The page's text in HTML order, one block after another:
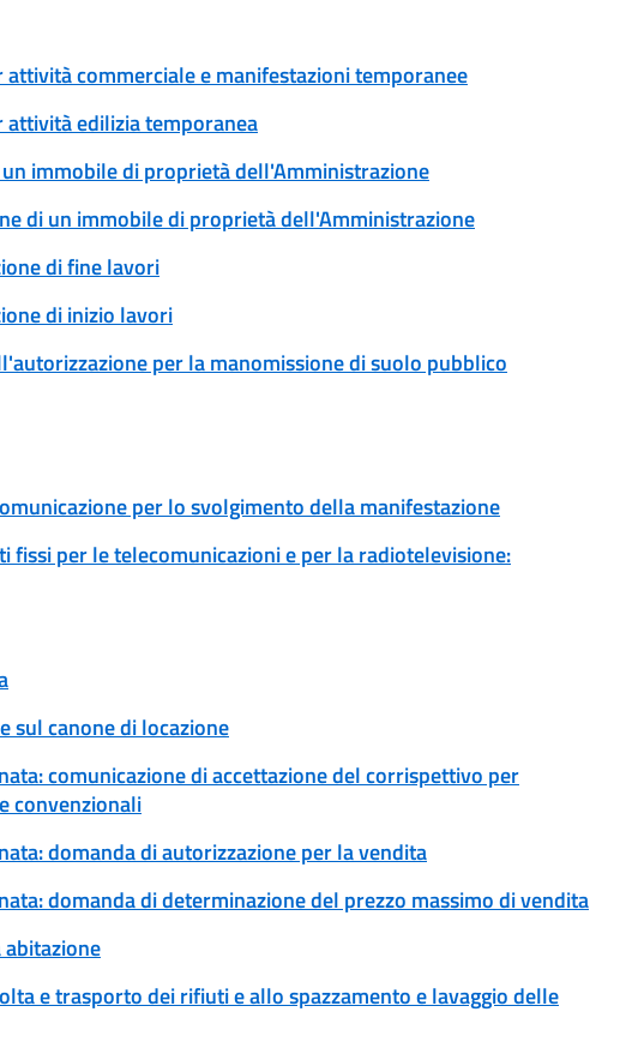
commerciale e manifestazioni temporanee
edilizia temporanea
immobile di proprietà dell'Amministrazione
di un immobile di proprietà dell'Amministrazione
di fine lavori
di inizio lavori
per la manomissione di suolo pubblico
per lo svolgimento della manifestazione
fissi per le telecomunicazioni e per la radiotelevisione:
sul canone di locazione
comunicazione di accettazione del corrispettivo per
convenzionali
domanda di autorizzazione per la vendita
domanda di determinazione del prezzo massimo di vendita
e trasporto dei rifiuti e allo spazzamento e lavaggio delle